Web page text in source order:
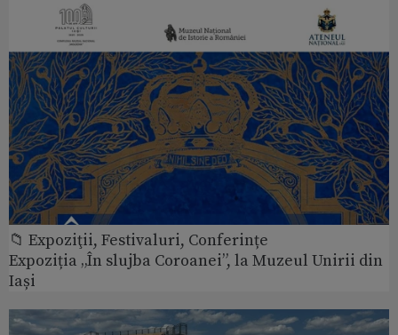
📁 Expoziţii, Festivaluri, Conferințe
Expoziția „În slujba Coroanei”, la Muzeul Unirii din
Iași